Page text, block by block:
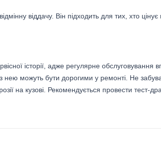
віддачу. Він підходить для тих, хто цінує
історії, адже регулярне обслуговування
нею можуть бути дорогими у ремонті. Не
на кузові. Рекомендується провести тест-